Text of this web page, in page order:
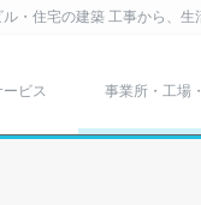
・住宅の建築 工事から、
ビス 事業所・工場